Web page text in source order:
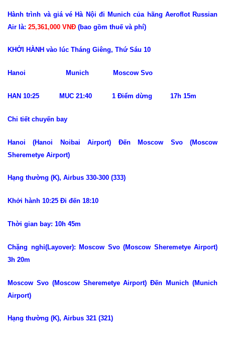
Hành trình và giá vé Hà Nội đi Munich của hãng Aeroflot Russian
Air là: 25,361,000 VNĐ (bao gồm thuế và phí)
KHỞI HÀNH vào lúc Tháng Giêng, Thứ Sáu 10
Hanoi Munich Moscow Svo
HAN 10:25 MUC 21:40 1 Điểm dừng 17h 15m
Chi tiết chuyến bay
Hanoi (Hanoi Noibai Airport) Đến Moscow Svo (Moscow
Sheremetye Airport)
Hạng thường (K), Airbus 330-300 (333)
Khởi hành 10:25 Đi đến 18:10
Thời gian bay: 10h 45m
Chặng nghỉ(Layover): Moscow Svo (Moscow Sheremetye Airport)
3h 20m
Moscow Svo (Moscow Sheremetye Airport) Đến Munich (Munich
Airport)
Hạng thường (K), Airbus 321 (321)